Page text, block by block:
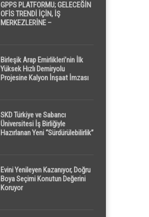
GPPS PLATFORMU; GELECEĞİN
OFİS TRENDİ İÇİN, İŞ
MERKEZLERİNE –
Birleşik Arap Emirlikleri’nin İlk
Yüksek Hızlı Demiryolu
Projesine Kalyon İnşaat İmzası
SKD Türkiye ve Sabancı
Üniversitesi İş Birliğiyle
Hazırlanan Yeni “Sürdürülebilirlik”
Evini Yenileyen Kazanıyor, Doğru
Boya Seçimi Konutun Değerini
Koruyor